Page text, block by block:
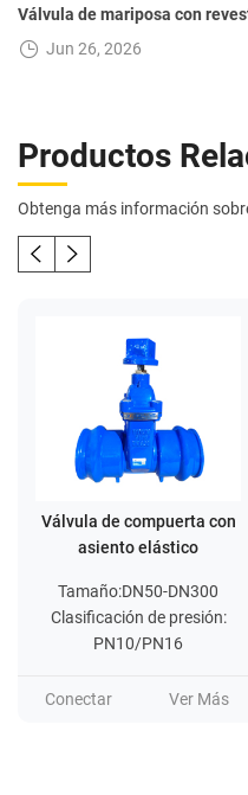
Válvula de mariposa con
Jun 26, 2026
Productos
Obtenga más información
Válvula de compuerta con
asiento elástico
Tamaño:DN50-DN300
Clasificación de presión:
PN10/PN16
Conectar Ver Más